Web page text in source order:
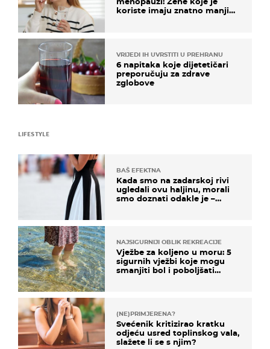
koriste imaju znatno manji
VRIJEDI IH UVRSTITI U PREHRANU
6 napitaka koje dijetetičari
preporučuju za zdrave
zglobove
LIFESTYLE
BAŠ EFEKTNA
Kada smo na zadarskoj rivi
ugledali ovu haljinu, morali
smo doznati odakle je –
NAJSIGURNIJI OBLIK REKREACIJE
Vježbe za koljeno u moru: 5
sigurnih vježbi koje mogu
smanjiti bol i poboljšati
(NE)PRIMJERENA?
Svećenik kritizirao kratku
odjeću usred toplinskog vala,
slažete li se s njim?